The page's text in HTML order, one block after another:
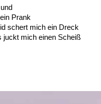
Prank
schert mich ein Dreck
juckt mich einen Scheiß